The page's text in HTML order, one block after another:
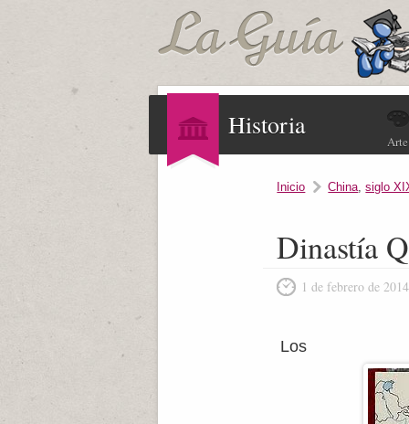
Historia
Arte
Inicio China,siglo
Dinastía
1 de febrero de 2014
Los